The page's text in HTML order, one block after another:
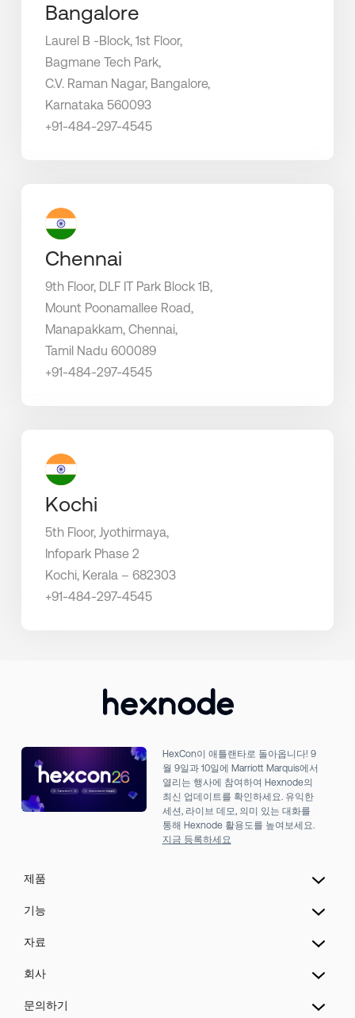
Bangalore
Laurel B -Block, 1st Floor,
Bagmane Tech Park,
C.V. Raman Nagar, Bangalore,
Karnataka 560093
+91-484-297-4545
Chennai
9th Floor, DLF IT Park Block 1B,
Mount Poonamallee Road,
Manapakkam, Chennai,
Tamil Nadu 600089
+91-484-297-4545
Kochi
5th Floor, Jyothirmaya,
Infopark Phase 2
Kochi, Kerala – 682303
+91-484-297-4545
HexCon이 애틀랜타로 돌아옵니다! 9
월 9일과 10일에 Marriott Marquis에서
열리는 행사에 참여하여 Hexnode의
최신 업데이트를 확인하세요. 유익한
세션, 라이브 데모, 의미 있는 대화를
통해 Hexnode 활용도를 높여보세요.
지금 등록하세요
제품
통합 엔드포인트
Hexnode IdP
모바일 디바이스 관리
키오스크 잠금 관리
기능
Hexnode Genie
패치 관리
등록
자료
가격
도움말
회사
소개
문의하기